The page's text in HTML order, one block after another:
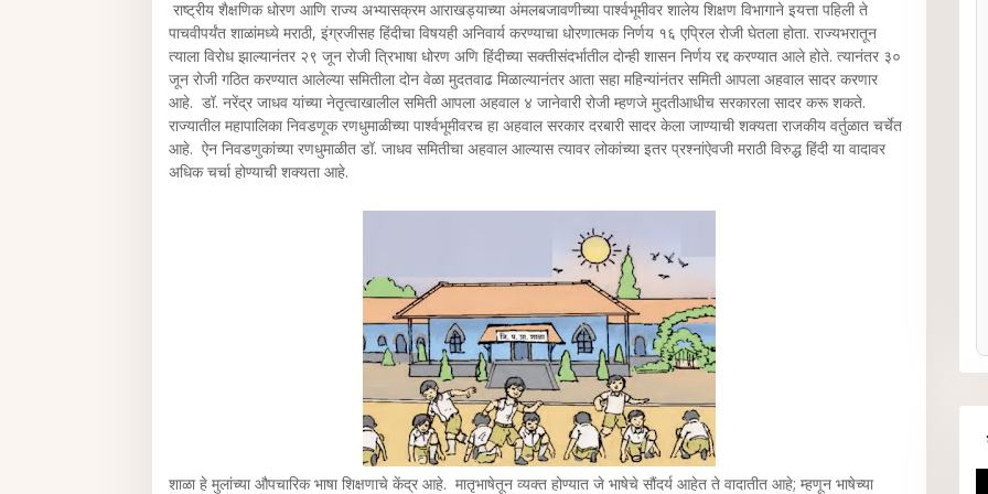
राष्ट्रीय शैक्षणिक धोरण आणि राज्य अभ्यासक्रम आराखड्याच्या अंमलबजावणीच्या पार्श्वभूमीवर शालेय शिक्षण विभागाने इयत्ता पहिली ते
पाचवीपर्यंत शाळांमध्ये मराठी, इंग्रजीसह हिंदीचा विषयही अनिवार्य करण्याचा धोरणात्मक निर्णय १६ एप्रिल रोजी घेतला होता. राज्यभरातून
त्याला विरोध झाल्यानंतर २९ जून रोजी त्रिभाषा धोरण अणि हिंदीच्या सक्तीसंदर्भातील दोन्ही शासन निर्णय रद्द करण्यात आले होते. त्यानंतर ३०
जून रोजी गठित करण्यात आलेल्या समितीला दोन वेळा मुदतवाढ मिळाल्यानंतर आता सहा महिन्यांनंतर समिती आपला अहवाल सादर करणार
आहे. डॉ. नरेंद्र जाधव यांच्या नेतृत्वाखालील समिती आपला अहवाल ४ जानेवारी रोजी म्हणजे मुदतीआधीच सरकारला सादर करू शकते.
राज्यातील महापालिका निवडणूक रणधुमाळीच्या पार्श्वभूमीवरच हा अहवाल सरकार दरबारी सादर केला जाण्याची शक्यता राजकीय वर्तुळात चर्चेत
आहे. ऐन निवडणुकांच्या रणधुमाळीत डॉ. जाधव समितीचा अहवाल आल्यास त्यावर लोकांच्या इतर प्रश्नांऐवजी मराठी विरुद्ध हिंदी या वादावर
अधिक चर्चा होण्याची शक्यता आहे.
शाळा हे मुलांच्या औपचारिक भाषा शिक्षणाचे केंद्र आहे. मातृभाषेतून व्यक्त होण्यात जे भाषेचे सौंदर्य आहेत ते वादातीत आहे; म्हणून भाषेच्या